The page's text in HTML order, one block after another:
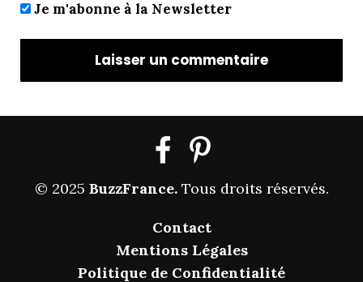
Je m'abonne à la Newsletter
© 2025 BuzzFrance.Tous droits réservés.
Contact
Mentions Légales
Politique de Confidentialité